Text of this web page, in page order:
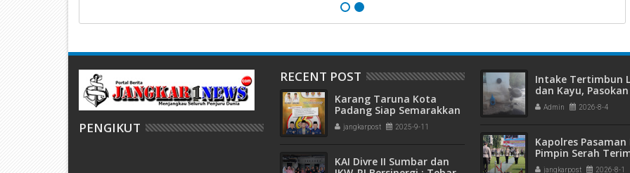
PENGIKUT
RECENT POST
Karang Taruna Kota
Padang Siap Semarakkan
HUT ke-65 : Dari
Lapangan Hijau hingga
jangkarpost 2025-9-11
KAI Divre II Sumbar dan
Intake Tertimbun
dan Kayu,
Bersih di Kota
Terganggu
Admin 2026-8-4
Kapolres
Pimpin Serah
Jabatan PJU Polres
jangkarpost 2026-8-1